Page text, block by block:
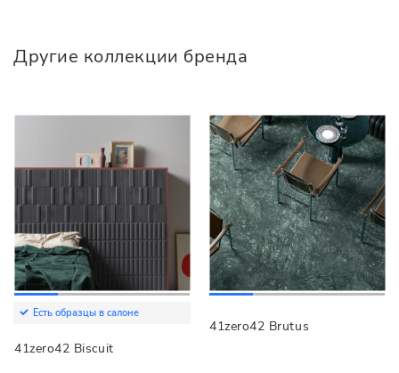
Другие коллекции бренда
Есть образцы в салоне
41zero42 Biscuit
41zero42 Brutus